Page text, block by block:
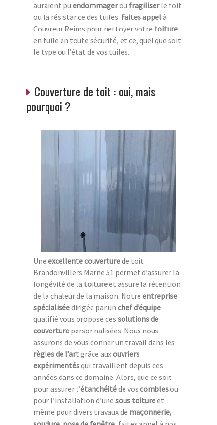
auraient pu endommagerou fragiliserle toit
ou la résistance des tuiles. Faites appelà
Couvreur Reims pour nettoyer votre toiture
en tuile en toute sécurité, et ce, quel que soit
le type ou l’état de vos tuiles.
Couverture de toit : oui, mais
pourquoi ?
Une excellente couverturede toit
Brandonvillers Marne 51 permet d’assurer la
longévité de la toitureet assure la rétention
de la chaleur de la maison. Notre entreprise
spécialiséedirigée par un chef d’équipe
qualifié vous propose des solutions de
couverture personnalisées. Nous nous
assurons de vous donner un travail dans les
règles de l’artgrâce auxouvriers
expérimentésqui travaillent depuis des
années dans ce domaine. Alors, que ce soit
pour assurer l’étanchéitéde vos comblesou
pour l’installation d’une sous toitureet
même pour divers travaux de maçonnerie,